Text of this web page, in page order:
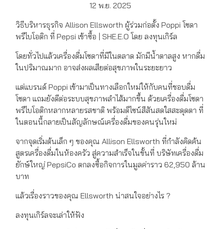
12 พ.ย. 2025
วิธีบริหารธุรกิจ Allison Ellsworth ผู้ร่วมก่อตั้ง Poppi โซดา
พรีไบโอติก ที่ Pepsi เข้าซื้อ | SHE.E.O โดย ลงทุนเกิร์ล
โดยทั่วไปแล้วเครื่องดื่มโซดาที่มีในตลาด มักมีน้ำตาลสูง หากดื่ม
ในปริมาณมาก อาจส่งผลเสียต่อสุขภาพในระยะยาว
แต่แบรนด์ Poppi เข้ามาเป็นทางเลือกใหม่ให้กับคนที่ชอบดื่ม
โซดา แถมยังดีต่อระบบสุขภาพลำไส้มากขึ้น ด้วยเครื่องดื่มโซดา
พรีไบโอติกหลากหลายรสชาติ พร้อมดิไซน์สีสันสดใสสะดุดตา ที่
ในตอนนี้กลายเป็นสัญลักษณ์เครื่องดื่มของคนรุ่นใหม่
จากจุดเริ่มต้นเล็ก ๆ ของคุณ Allison Ellsworth ที่กำลังคิดค้น
สูตรเครื่องดื่มในห้องครัว สู่ความสำเร็จในขั้นที่ บริษัทเครื่องดื่ม
ยักษ์ใหญ่ PepsiCo ตกลงซื้อกิจการในมูลค่าราว 62,950 ล้าน
บาท
แล้วเรื่องราวของคุณ Ellsworth น่าสนใจอย่างไร ?
ลงทุนเกิร์ลจะเล่าให้ฟัง